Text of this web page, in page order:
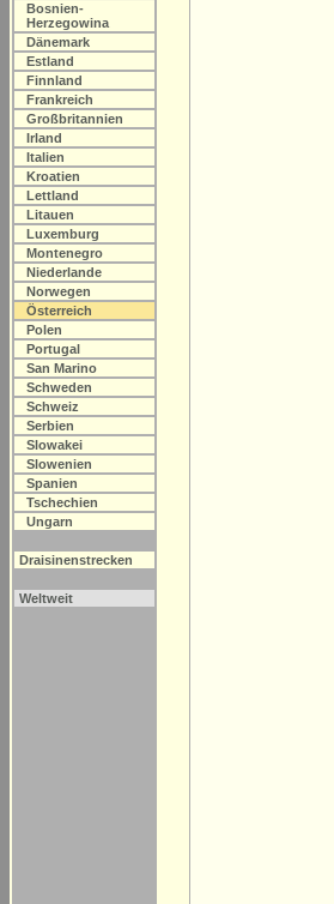
Bosnien-
Herzegowina
Dänemark
Estland
Finnland
Frankreich
Großbritannien
Irland
Italien
Kroatien
Lettland
Litauen
Luxemburg
Montenegro
Niederlande
Norwegen
Österreich
Polen
Portugal
San Marino
Schweden
Schweiz
Serbien
Slowakei
Slowenien
Spanien
Tschechien
Ungarn
Draisinenstrecken
Weltweit